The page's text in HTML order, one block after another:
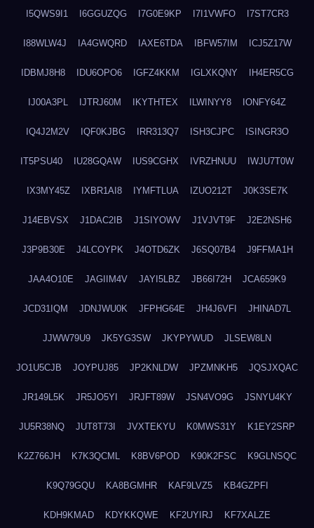
I5QWS9I1 I6GGUZQG I7G0E9KP I7I1VWFO I7ST7CR3
I88WLW4J IA4GWQRD IAXE6TDA IBFW57IM ICJ5Z17W
IDBMJ8H8 IDU6OPO6 IGFZ4KKM IGLXKQNY IH4ER5CG
IJ00A3PL IJTRJ60M IKYTHTEX ILWINYY8 IONFY64Z
IQ4J2M2V IQF0KJBG IRR313Q7 ISH3CJPC ISINGR3O
IT5PSU40 IU28GQAW IUS9CGHX IVRZHNUU IWJU7T0W
IX3MY45Z IXBR1AI8 IYMFTLUA IZUO212T J0K3SE7K
J14EBVSX J1DAC2IB J1SIYOWV J1VJVT9F J2E2NSH6
J3P9B30E J4LCOYPK J4OTD6ZK J6SQ07B4 J9FFMA1H
JAA4O10E JAGIIM4V JAYI5LBZ JB66I72H JCA659K9
JCD31IQM JDNJWU0K JFPHG64E JH4J6VFI JHINAD7L
JJWW79U9 JK5YG3SW JKYPYWUD JLSEW8LN
JO1U5CJB JOYPUJ85 JP2KNLDW JPZMNKH5 JQSJXQAC
JR149L5K JR5JO5YI JRJFT89W JSN4VO9G JSNYU4KY
JU5R38NQ JUT8T73I JVXTEKYU K0MWS31Y K1EY2SRP
K2Z766JH K7K3QCML K8BV6POD K90K2FSC K9GLNSQC
K9Q79GQU KA8BGMHR KAF9LVZ5 KB4GZPFI
KDH9KMAD KDYKKQWE KF2UYIRJ KF7XALZE